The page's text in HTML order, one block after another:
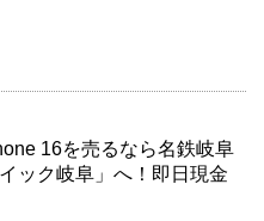
16を売るなら名鉄岐阜
ック岐阜」へ！即日現金